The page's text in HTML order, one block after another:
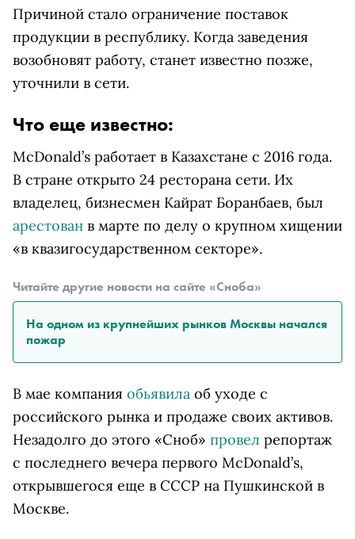
Причиной стало ограничение поставок
продукции в республику. Когда заведения
возобновят работу, станет известно позже,
уточнили в сети.
Что еще известно:
McDonald’s работает в Казахстане с 2016 года.
В стране открыто 24 ресторана сети. Их
владелец, бизнесмен Кайрат Боранбаев, был
арестован в марте по делу о крупном хищении
«в квазигосударственном секторе».
Читайте другие новости на сайте «Сноба»
На одном из крупнейших рынков Москвы начался
пожар
В мае компания обьявила об уходе с
российского рынка и продаже своих активов.
Незадолго до этого «Сноб» провел репортаж
с последнего вечера первого McDonald’s,
открывшегося еще в СССР на Пушкинской в
Москве.